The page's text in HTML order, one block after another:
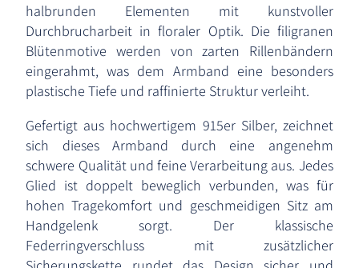
halbrunden Elementen mit kunstvoller
Durchbrucharbeit in floraler Optik. Die filigranen
Blütenmotive werden von zarten Rillenbändern
eingerahmt, was dem Armband eine besonders
plastische Tiefe und raffinierte Struktur verleiht.
Gefertigt aus hochwertigem 915er Silber, zeichnet
sich dieses Armband durch eine angenehm
schwere Qualität und feine Verarbeitung aus. Jedes
Glied ist doppelt beweglich verbunden, was für
hohen Tragekomfort und geschmeidigen Sitz am
Handgelenk sorgt. Der klassische
Federringverschluss mit zusätzlicher